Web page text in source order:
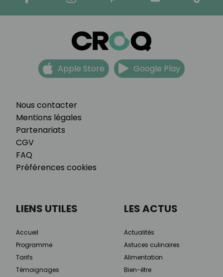
Nous contacter
Mentions légales
Partenariats
CGV
FAQ
Préférences cookies
Apple Store Google Play
LIENS UTILES
Accueil
Programme
Tarifs
Témoignages
LES ACTUS
Actualités
Astuces culinaires
Alimentation
Bien-être